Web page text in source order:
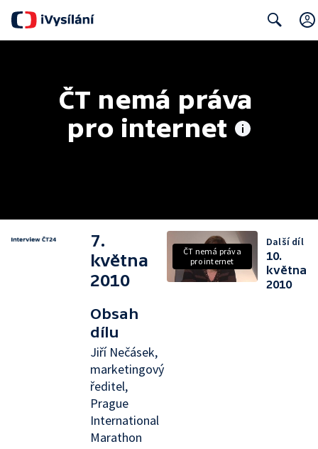
ČT nemá práva
pro internet
7.
května
2010
Obsah
dílu
Jiří Nečásek,
marketingový
ředitel,
Prague
International
Marathon
ČT nemá práva
pro internet
Další díl
10.
května
2010